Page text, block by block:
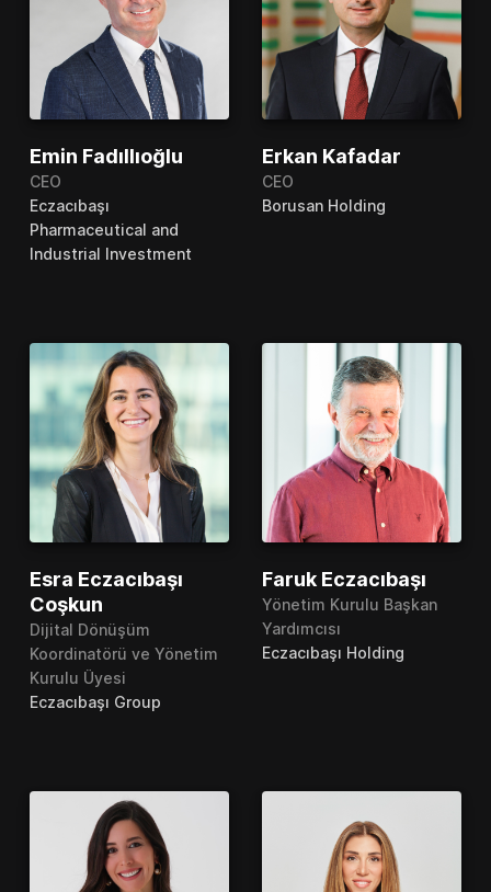
Emin Fadıllıoğlu
CEO
Eczacıbaşı
Pharmaceutical and
Industrial Investment
Erkan Kafadar
CEO
Borusan Holding
Esra Eczacıbaşı
Coşkun
Dijital Dönüşüm
Koordinatörü ve Yönetim
Kurulu Üyesi
Eczacıbaşı Group
Faruk Eczacıbaşı
Yönetim Kurulu Başkan
Yardımcısı
Eczacıbaşı Holding